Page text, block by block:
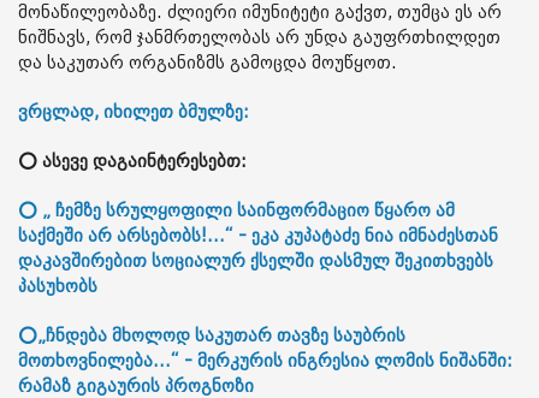
მონაწილეობაზე. ძლიერი იმუნიტეტი გაქვთ, თუმცა ეს არ
ნიშნავს, რომ ჯანმრთელობას არ უნდა გაუფრთხილდეთ
და საკუთარ ორგანიზმს გამოცდა მოუწყოთ.
ვრცლად, იხილეთ ბმულზე:
⭕ ასევე დაგაინტერესებთ:
⭕ „ ჩემზე სრულყოფილი საინფორმაციო წყარო ამ
საქმეში არ არსებობს!...“ - ეკა კუპატაძე ნია იმნაძესთან
დაკავშირებით სოციალურ ქსელში დასმულ შეკითხვებს
პასუხობს
⭕„ჩნდება მხოლოდ საკუთარ თავზე საუბრის
მოთხოვნილება...“ - მერკურის ინგრესია ლომის ნიშანში:
რამაზ გიგაურის პროგნოზი